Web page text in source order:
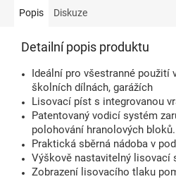
Popis Diskuze
Detailní popis produktu
Ideální pro všestranné použití
školních dílnách, garážích
Lisovací píst s integrovanou
Patentovaný vodicí systém
polohování hranolových bloků.
Praktická sběrná nádoba v
Výškově nastavitelný lisovací
Zobrazení lisovacího tlaku